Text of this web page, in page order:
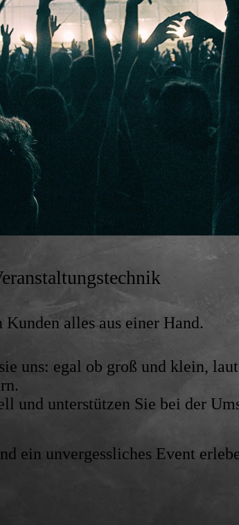
alles aus einer Hand.
uns: egal ob groß und klein,
und unterstützen Sie bei der
ein unvergessliches Event